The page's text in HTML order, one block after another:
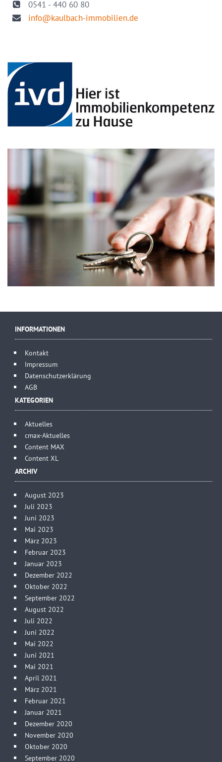
0541 - 440 60 80
info@kaulbach-immobilien.de
INFORMATIONEN
Kontakt
Impressum
Datenschutzerklärung
AGB
KATEGORIEN
Aktuelles
cmax-Aktuelles
Content MAX
Content XL
ARCHIV
August 2023
Juli 2023
Juni 2023
Mai 2023
März 2023
Februar 2023
Januar 2023
Dezember 2022
Oktober 2022
September 2022
August 2022
Juli 2022
Juni 2022
Mai 2022
Juni 2021
Mai 2021
April 2021
März 2021
Februar 2021
Januar 2021
Dezember 2020
November 2020
Oktober 2020
September 2020